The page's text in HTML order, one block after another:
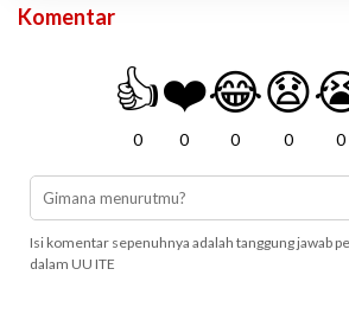
Komentar
👍
0
❤️
0
😂
0
😧
0 0
Isi komentar sepenuhnya adalah tanggung jawab
dalam UU ITE